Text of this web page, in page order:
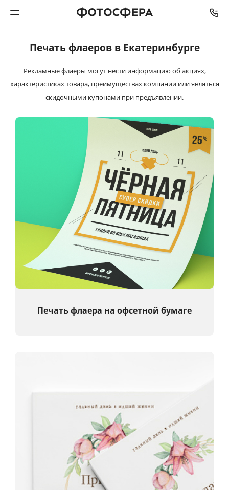
Печать фото
Багетная мастерская
Услуги и сервис
Магазин
Печать флаеров в Екатеринбурге
Рекламные флаеры могут нести информацию об акциях,
характеристиках товара, преимуществах компании или являться
скидочными купонами при предъявлении.
Печать флаера на офсетной бумаге